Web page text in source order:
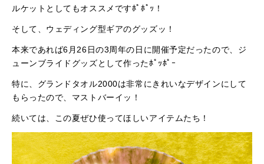
ルケットとしてもオススメですﾎﾟﾎﾟｯ！
そして、ウェディング型ギアのグッズッ！
本来であれば6月26日の3周年の日に開催予定だったので、ジ
ューンブライドグッズとして作ったﾎﾟｯﾎﾟｰ
特に、グランドタオル2000は非常にきれいなデザインにして
もらったので、マストバーイッ！
続いては、この夏ぜひ使ってほしいアイテムたち！